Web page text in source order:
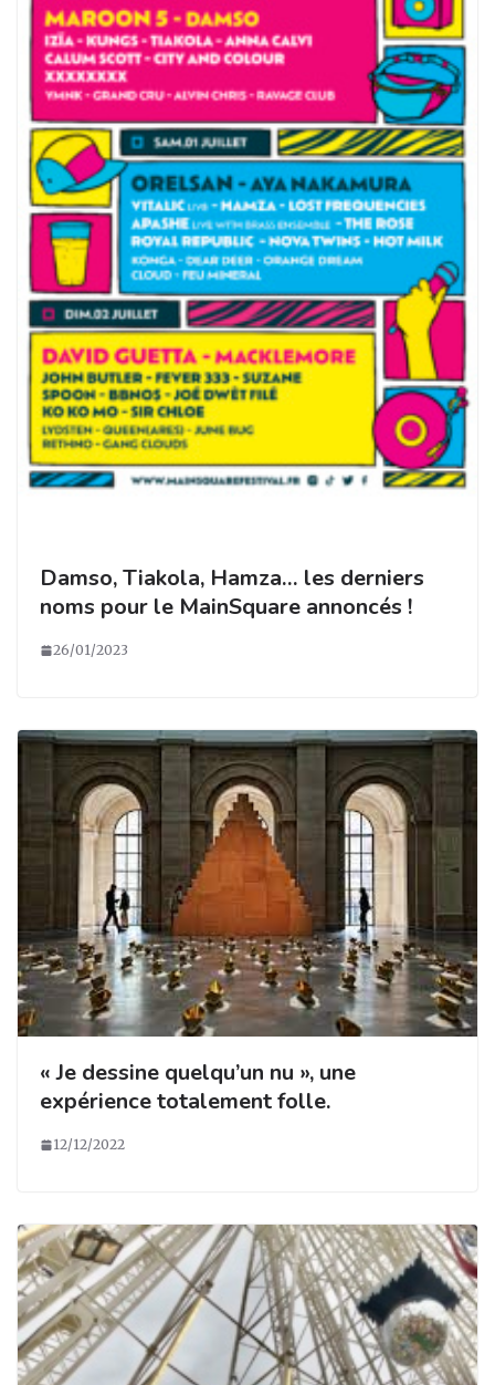
Damso, Tiakola, Hamza… les derniers
noms pour le MainSquare annoncés !
26/01/2023
« Je dessine quelqu’un nu », une
expérience totalement folle.
12/12/2022